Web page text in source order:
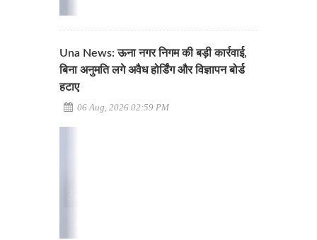
Una News: ऊना नगर निगम की बड़ी कार्रवाई,
बिना अनुमति लगे अवैध होर्डिंग और विज्ञापन बोर्ड
हटाए
06 Aug, 2026 02:59 PM